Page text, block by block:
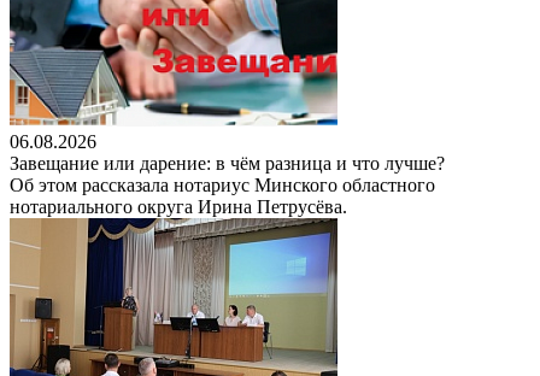
06.08.2026
Завещание или дарение: в чём разница и что лучше?
Об этом рассказала нотариус Минского областного
нотариального округа Ирина Петрусёва.